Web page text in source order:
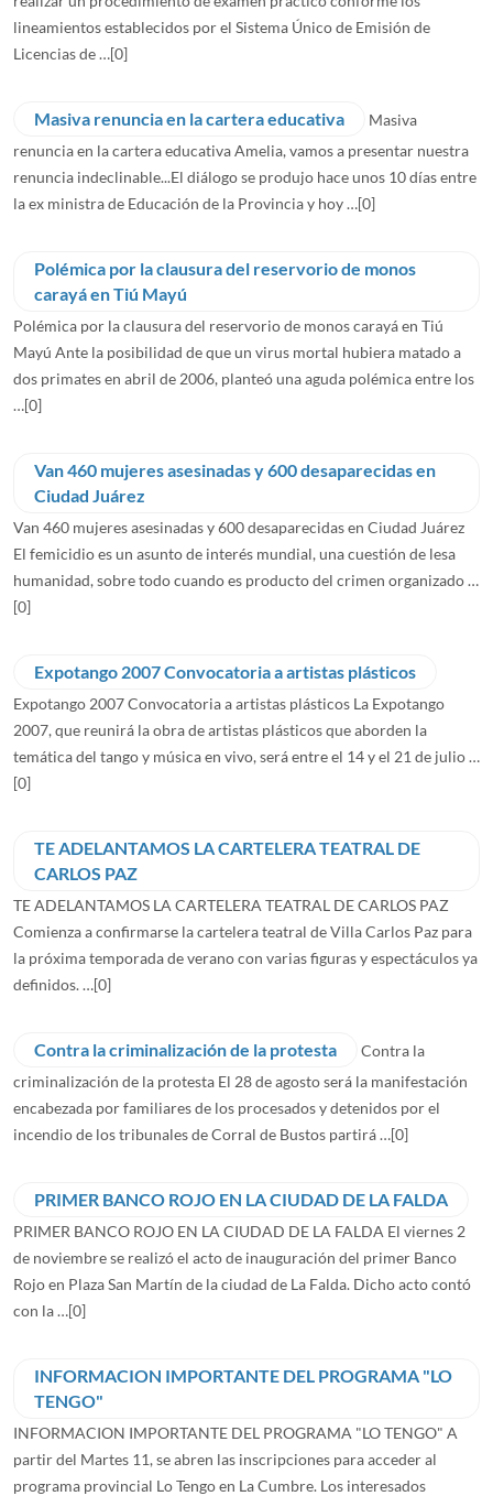
lineamientos establecidos por el Sistema Único de Emisión de
Licencias de …[0]
Masiva renuncia en la cartera educativa
Masiva
renuncia en la cartera educativa Amelia, vamos a presentar nuestra
renuncia indeclinable...El diálogo se produjo hace unos 10 días entre
la ex ministra de Educación de la Provincia y hoy …[0]
Polémica por la clausura del reservorio de monos
carayá en Tiú Mayú
Polémica por la clausura del reservorio de monos carayá en Tiú
Mayú Ante la posibilidad de que un virus mortal hubiera matado a
dos primates en abril de 2006, planteó una aguda polémica entre los
…[0]
Van 460 mujeres asesinadas y 600 desaparecidas en
Ciudad Juárez
Van 460 mujeres asesinadas y 600 desaparecidas en Ciudad Juárez
El femicidio es un asunto de interés mundial, una cuestión de lesa
humanidad, sobre todo cuando es producto del crimen organizado …
[0]
Expotango 2007 Convocatoria a artistas plásticos
Expotango 2007 Convocatoria a artistas plásticos La Expotango
2007, que reunirá la obra de artistas plásticos que aborden la
temática del tango y música en vivo, será entre el 14 y el 21 de julio …
[0]
TE ADELANTAMOS LA CARTELERA TEATRAL DE
CARLOS PAZ
TE ADELANTAMOS LA CARTELERA TEATRAL DE CARLOS PAZ
Comienza a confirmarse la cartelera teatral de Villa Carlos Paz para
la próxima temporada de verano con varias figuras y espectáculos ya
definidos. …[0]
Contra la criminalización de la protesta
Contra la
criminalización de la protesta El 28 de agosto será la manifestación
encabezada por familiares de los procesados y detenidos por el
incendio de los tribunales de Corral de Bustos partirá …[0]
PRIMER BANCO ROJO EN LA CIUDAD DE LA FALDA
PRIMER BANCO ROJO EN LA CIUDAD DE LA FALDA El viernes 2
de noviembre se realizó el acto de inauguración del primer Banco
Rojo en Plaza San Martín de la ciudad de La Falda. Dicho acto contó
con la …[0]
INFORMACION IMPORTANTE DEL PROGRAMA "LO
TENGO"
INFORMACION IMPORTANTE DEL PROGRAMA "LO TENGO" A
partir del Martes 11, se abren las inscripciones para acceder al
programa provincial Lo Tengo en La Cumbre. Los interesados